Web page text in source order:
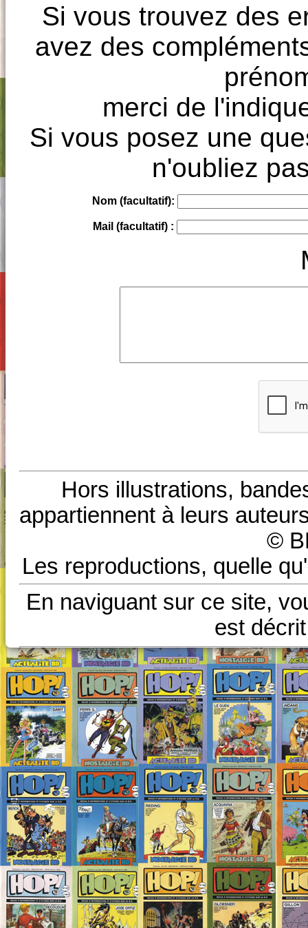
Si vous trouvez des
avez des
merci de
Si vous posez une
n'oubliez
Nom (facultatif):
Mail (facultatif) :
Hors illustrations,
appartiennent à leurs
©
Les reproductions, quelle
En naviguant sur ce site,
est